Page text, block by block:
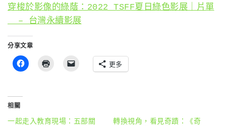
穿梭於影像的綠蔭：2022 TSFF夏日綠色影展｜片單
￼ – 台灣永續影展
分享文章
更多
相關
一起走入教育現場：五部關
轉換視角，看見奇蹟：《奇